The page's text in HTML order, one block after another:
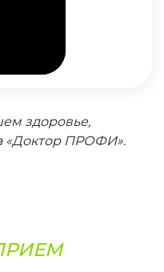
здоровье,
«Доктор ПРОФИ».